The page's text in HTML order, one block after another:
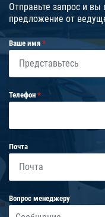
Отправьте запрос и
предложение от
Ваше имя
Телефон
Почта
Вопрос менеджеру